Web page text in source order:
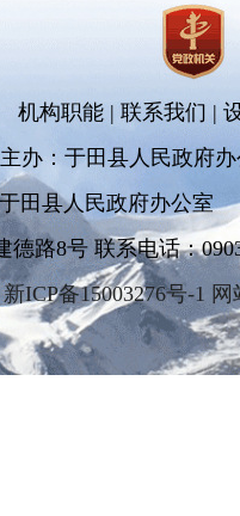
机构职能 | 联系我们 |
办：于田县人民政府
田县人民政府办公室
路8号 联系电话：
新ICP备15003276号-1